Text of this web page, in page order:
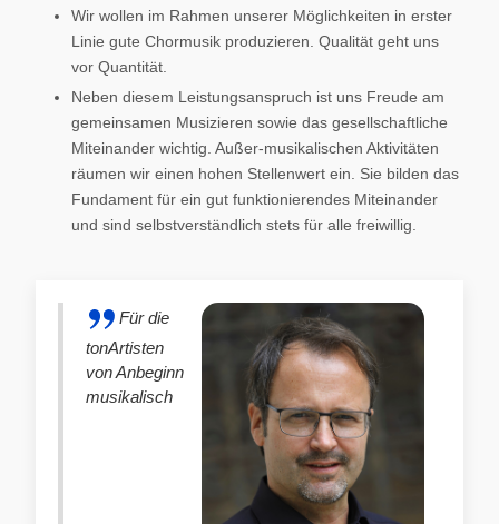
Wir wollen im Rahmen unserer Möglichkeiten in erster
Linie gute Chormusik produzieren. Qualität geht uns
vor Quantität.
Neben diesem Leistungsanspruch ist uns Freude am
gemeinsamen Musizieren sowie das gesellschaftliche
Miteinander wichtig. Außer-musikalischen Aktivitäten
räumen wir einen hohen Stellenwert ein. Sie bilden das
Fundament für ein gut funktionierendes Miteinander
und sind selbstverständlich stets für alle freiwillig.
Für die
tonArtisten
von Anbeginn
musikalisch